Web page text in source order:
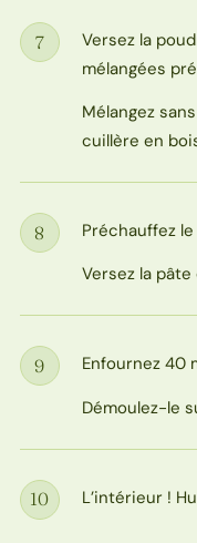
Étape
7
Versez la
mélangées
Mélangez
cuillère en
Étape
8
Préchauffez le
Versez la pâte
Étape
9
Enfournez 40
Démoulez-le
Étape
10 L’intérieur !